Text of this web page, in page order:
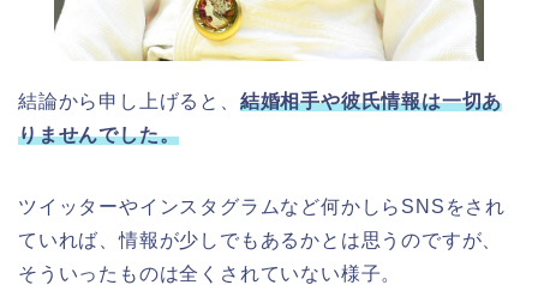
結論から申し上げると、 結婚相手や彼氏情報は一切あ
りませんでした。
ツイッターやインスタグラムなど何かしらSNSをされ
ていれば、情報が少しでもあるかとは思うのですが、
そういったものは全くされていない様子。